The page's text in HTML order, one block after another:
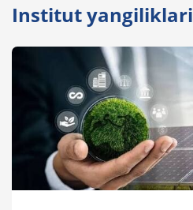
Institut yangiliklari